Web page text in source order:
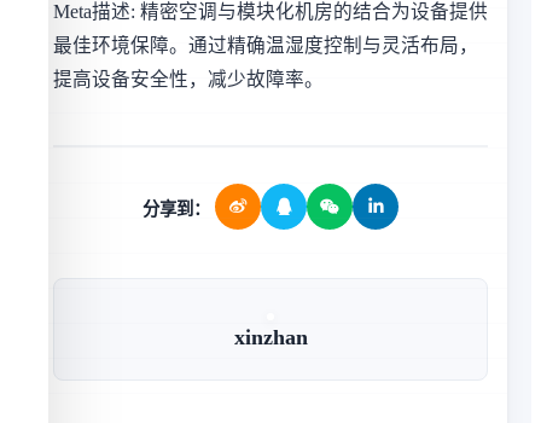
Meta描述: 精密空调与模块化机房的结合为设备提供
最佳环境保障。通过精确温湿度控制与灵活布局，
提高设备安全性，减少故障率。
分享到：
xinzhan